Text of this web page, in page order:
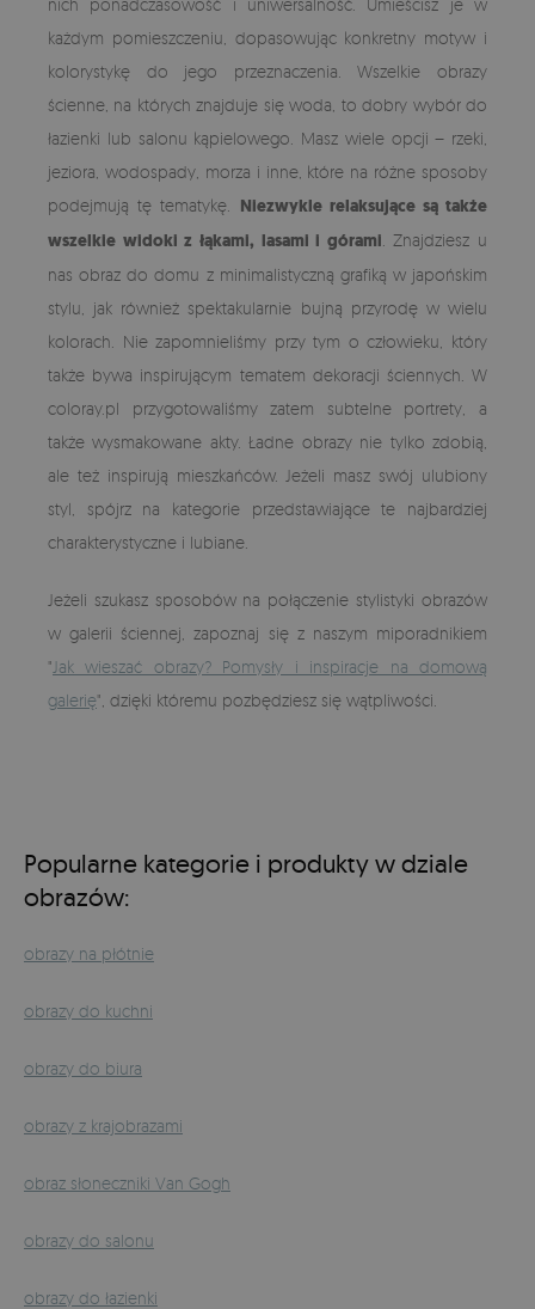
każdym pomieszczeniu, dopasowując konkretny motyw i
kolorystykę do jego przeznaczenia. Wszelkie obrazy
ścienne, na których znajduje się woda, to dobry wybór do
łazienki lub salonu kąpielowego. Masz wiele opcji – rzeki,
jeziora, wodospady, morza i inne, które na różne sposoby
podejmują tę tematykę. Niezwykle relaksujące są także
wszelkie widoki z łąkami, lasami i górami . Znajdziesz u
nas obraz do domu z minimalistyczną grafiką w japońskim
stylu, jak również spektakularnie bujną przyrodę w wielu
kolorach. Nie zapomnieliśmy przy tym o człowieku, który
także bywa inspirującym tematem dekoracji ściennych. W
coloray.pl przygotowaliśmy zatem subtelne portrety, a
także wysmakowane akty. Ładne obrazy nie tylko zdobią,
ale też inspirują mieszkańców. Jeżeli masz swój ulubiony
styl, spójrz na kategorie przedstawiające te najbardziej
charakterystyczne i lubiane.
Jeżeli szukasz sposobów na połączenie stylistyki obrazów
w galerii ściennej, zapoznaj się z naszym miporadnikiem
"Jak wieszać obrazy? Pomysły i inspiracje na domową
galerię", dzięki któremu pozbędziesz się wątpliwości.
Popularne kategorie i produkty w dziale
obrazów:
obrazy na płótnie
obrazy do kuchni
obrazy do biura
obrazy z krajobrazami
obraz słoneczniki Van Gogh
obrazy do salonu
obrazy do łazienki